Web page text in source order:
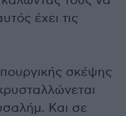
έχει τις
σκέψης
Και σε